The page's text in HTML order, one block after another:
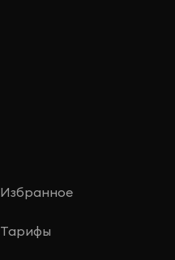
Избранное
Тарифы